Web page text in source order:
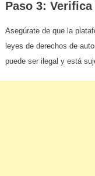
Paso 3:
Asegúrate de que la
leyes de derechos de
puede ser ilegal y está